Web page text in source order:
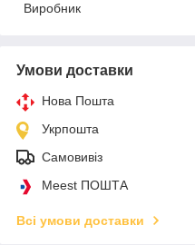
Виробник
Умови доставки
Нова Пошта
Укрпошта
Самовивіз
Meest ПОШТА
Всі умови доставки